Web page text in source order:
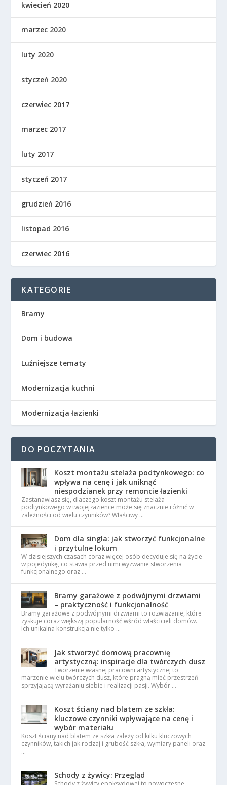
kwiecień 2020
marzec 2020
luty 2020
styczeń 2020
czerwiec 2017
marzec 2017
luty 2017
styczeń 2017
grudzień 2016
listopad 2016
czerwiec 2016
KATEGORIE
Bramy
Dom i budowa
Luźniejsze tematy
Modernizacja kuchni
Modernizacja łazienki
DO POCZYTANIA
Koszt montażu stelaża podtynkowego: co
wpływa na cenę i jak uniknąć
niespodzianek przy remoncie łazienki
Zastanawiasz się, dlaczego koszt montażu stelaża
podtynkowego w twojej łazience może się znacznie różnić w
zależności od wielu czynników? Właściwy …
Dom dla singla: jak stworzyć funkcjonalne
i przytulne lokum
W dzisiejszych czasach coraz więcej osób decyduje się na życie
w pojedynkę, co stawia przed nimi wyzwanie stworzenia
funkcjonalnego oraz …
Bramy garażowe z podwójnymi drzwiami
– praktyczność i funkcjonalność
Bramy garażowe z podwójnymi drzwiami to rozwiązanie, które
zyskuje coraz większą popularność wśród właścicieli domów.
Ich unikalna konstrukcja nie tylko …
Jak stworzyć domową pracownię
artystyczną: inspiracje dla twórczych dusz
Tworzenie własnej pracowni artystycznej to
marzenie wielu twórczych dusz, które pragną mieć przestrzeń
sprzyjającą wyrażaniu siebie i realizacji pasji. Wybór …
Koszt ściany nad blatem ze szkła:
kluczowe czynniki wpływające na cenę i
wybór materiału
Koszt ściany nad blatem ze szkła zależy od kilku kluczowych
czynników, takich jak rodzaj i grubość szkła, wymiary paneli oraz
…
Schody z żywicy: Przegląd